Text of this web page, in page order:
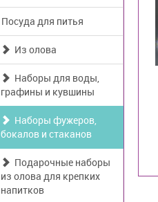
Посуда для питья
Из олова
Наборы для воды,
графины и кувшины
Наборы фужеров,
бокалов и стаканов
Подарочные наборы
из олова для крепких
напитков